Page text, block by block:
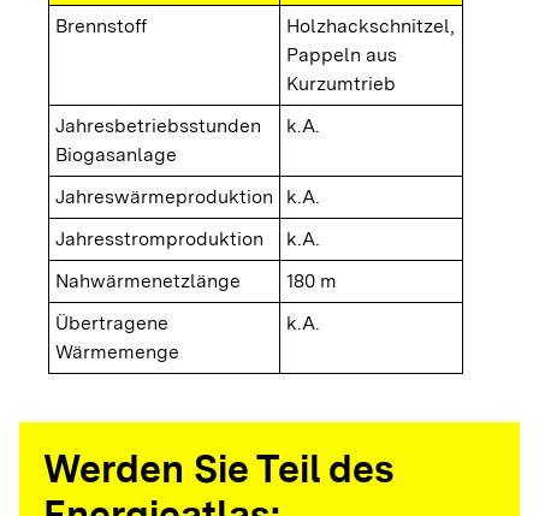
Brennstoff
Holzhackschnitzel,
Pappeln aus
Kurzumtrieb
Jahresbetriebsstunden
Biogasanlage
k.A.
Jahreswärmeproduktion
k.A.
Jahresstromproduktion
k.A.
Nahwärmenetzlänge
180 m
Übertragene
Wärmemenge
k.A.
Werden Sie Teil des